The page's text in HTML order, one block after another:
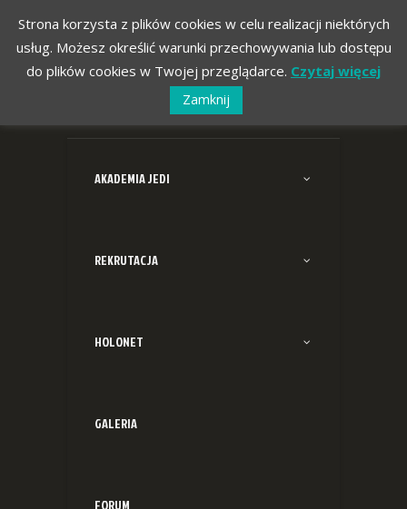
AKADEMIA JEDI
REKRUTACJA
HOLONET
GALERIA
FORUM
Strona korzysta z plików cookies w celu realizacji niektórych
usług. Możesz określić warunki przechowywania lub dostępu
do plików cookies w Twojej przeglądarce. Czytaj więcej
Zamknij